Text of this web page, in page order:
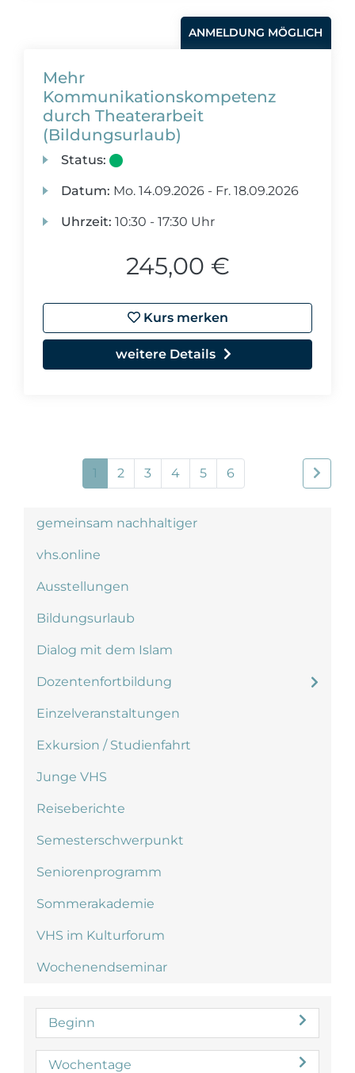
gemeinsam nachhaltiger
vhs.online
Ausstellungen
Bildungsurlaub
Dialog mit dem Islam
Dozentenfortbildung
Einzelveranstaltungen
Exkursion / Studienfahrt
Junge VHS
Reiseberichte
Semesterschwerpunkt
Seniorenprogramm
Sommerakademie
VHS im Kulturforum
Wochenendseminar
Beginn
Wochentage
ANMELDUNG MÖGLICH
Mehr
Kommunikationskompetenz
durch Theaterarbeit
(Bildungsurlaub)
Status:
Datum: Mo. 14.09.2026 - Fr. 18.09.2026
Uhrzeit: 10:30 - 17:30 Uhr
245,00 €
Kurs merken
weitere Details
1 2 3 4 5 6